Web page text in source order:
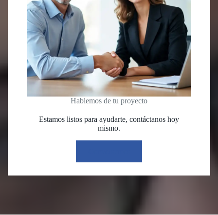
Hablemos de tu proyecto
Estamos listos para ayudarte, contáctanos hoy
mismo.